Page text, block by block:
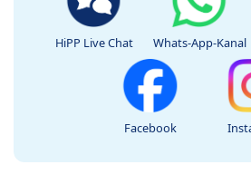
HiPP Live Chat Whats-App-Kanal
Facebook